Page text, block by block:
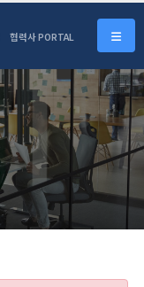
협력사 PORTAL